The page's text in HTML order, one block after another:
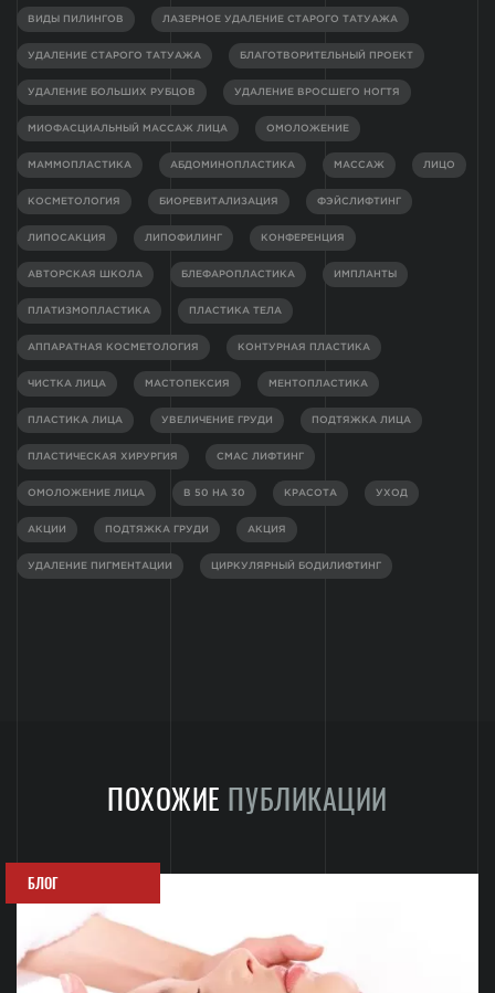
ВИДЫ ПИЛИНГОВ ЛАЗЕРНОЕ УДАЛЕНИЕ СТАРОГО ТАТУАЖА
УДАЛЕНИЕ СТАРОГО ТАТУАЖА БЛАГОТВОРИТЕЛЬНЫЙ ПРОЕКТ
УДАЛЕНИЕ БОЛЬШИХ РУБЦОВ УДАЛЕНИЕ ВРОСШЕГО НОГТЯ
МИОФАСЦИАЛЬНЫЙ МАССАЖ ЛИЦА ОМОЛОЖЕНИЕ
МАММОПЛАСТИКА АБДОМИНОПЛАСТИКА МАССАЖ ЛИЦО
КОСМЕТОЛОГИЯ БИОРЕВИТАЛИЗАЦИЯ ФЭЙСЛИФТИНГ
ЛИПОСАКЦИЯ ЛИПОФИЛИНГ КОНФЕРЕНЦИЯ
АВТОРСКАЯ ШКОЛА БЛЕФАРОПЛАСТИКА ИМПЛАНТЫ
ПЛАТИЗМОПЛАСТИКА ПЛАСТИКА ТЕЛА
АППАРАТНАЯ КОСМЕТОЛОГИЯ КОНТУРНАЯ ПЛАСТИКА
ЧИСТКА ЛИЦА МАСТОПЕКСИЯ МЕНТОПЛАСТИКА
ПЛАСТИКА ЛИЦА УВЕЛИЧЕНИЕ ГРУДИ ПОДТЯЖКА ЛИЦА
ПЛАСТИЧЕСКАЯ ХИРУРГИЯ СМАС ЛИФТИНГ
ОМОЛОЖЕНИЕ ЛИЦА В 50 НА 30 КРАСОТА УХОД
АКЦИИ ПОДТЯЖКА ГРУДИ АКЦИЯ
УДАЛЕНИЕ ПИГМЕНТАЦИИ ЦИРКУЛЯРНЫЙ БОДИЛИФТИНГ
ПОХОЖИЕ ПУБЛИКАЦИИ
БЛОГ